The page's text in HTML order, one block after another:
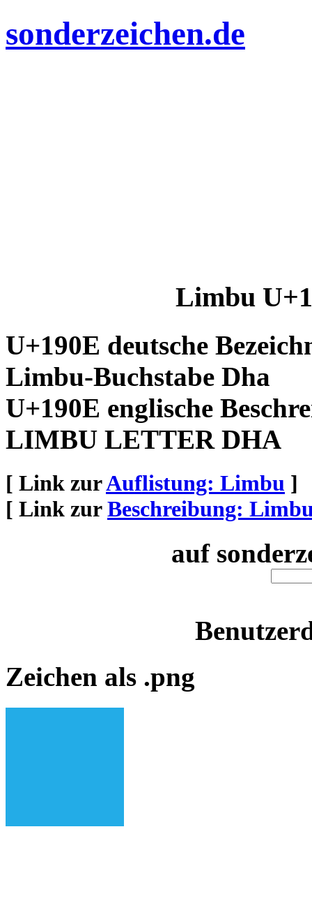
sonderzeichen.de
Limbu
U+190E deutsche
Limbu-Buchstabe Dha
U+190E englische
LIMBU LETTER DHA
[ Link zurAuflistung: Limbu ]
[ Link zurBeschreibung:
auf
Zeichen als .png